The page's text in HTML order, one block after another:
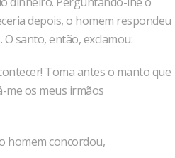
depois, o ho­mem respondeu
santo, então, exclamou:
Toma antes o manto que
me os meus irmãos
homem concordou,